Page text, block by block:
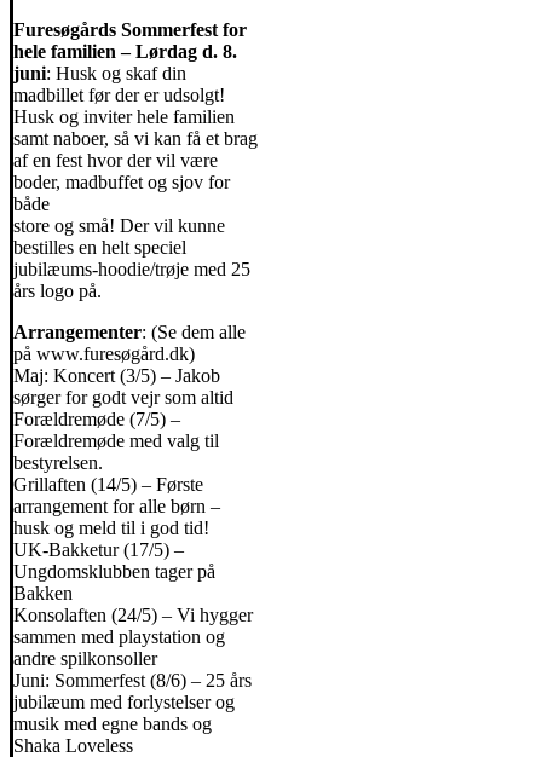
Furesøgårds Sommerfest for
hele familien – Lørdag d. 8.
juni: Husk og skaf din
madbillet før der er udsolgt!
Husk og inviter hele familien
samt naboer, så vi kan få et brag
af en fest hvor der vil være
boder, madbuffet og sjov for
både
store og små! Der vil kunne
bestilles en helt speciel
jubilæums-hoodie/trøje med 25
års logo på.
Arrangementer: (Se dem alle
på www.furesøgård.dk)
Maj: Koncert (3/5) – Jakob
sørger for godt vejr som altid
Forældremøde (7/5) –
Forældremøde med valg til
bestyrelsen.
Grillaften (14/5) – Første
arrangement for alle børn –
husk og meld til i god tid!
UK-Bakketur (17/5) –
Ungdomsklubben tager på
Bakken
Konsolaften (24/5) – Vi hygger
sammen med playstation og
andre spilkonsoller
Juni: Sommerfest (8/6) – 25 års
jubilæum med forlystelser og
musik med egne bands og
Shaka Loveless